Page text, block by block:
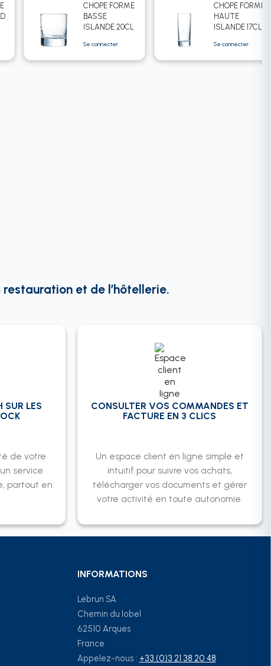
CHOPE FORME
BASSE
ISLANDE 20CL
Se connecter
CHOPE FORME
HAUTE
ISLANDE 17CL
ARCOROC
Se connecter
et de l’hôtellerie.
LES
de votre
service
partout en
CONSULTER VOS COMMANDES ET
FACTURE EN 3 CLICS
Un espace client en ligne simple et
intuitif pour suivre vos achats,
télécharger vos documents et gérer
votre activité en toute autonomie.
INFORMATIONS
Lebrun SA
Chemin du lobel
62510 Arques
France
Appelez-nous : +33 (0)3 21 38 20 48